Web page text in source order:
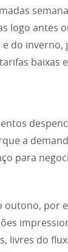
logo antes
do inverno,
baixas
a
para
outono, por
livres do